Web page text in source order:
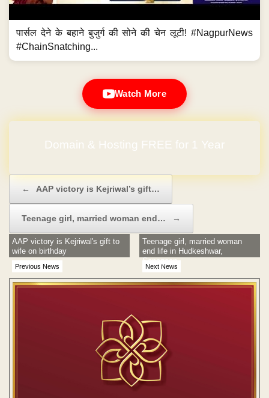
पार्सल देने के बहाने बुजुर्ग की सोने की चेन लूटी! #NagpurNews
#ChainSnatching...
Watch More
Domain & Hosting FREE for 1 Year
← AAP victory is Kejriwal’s gift…
Teenage girl, married woman end… →
Previous News
AAP victory is Kejriwal's gift to
wife on birthday
Next News
Teenage girl, married woman
end life in Hudkeshwar,
Sonegaon